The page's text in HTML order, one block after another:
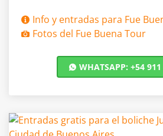
Info y entradas para Fue
Fotos del Fue Buena Tour
WHATSAPP: +54